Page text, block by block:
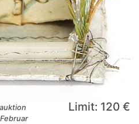
Limit: 120 €